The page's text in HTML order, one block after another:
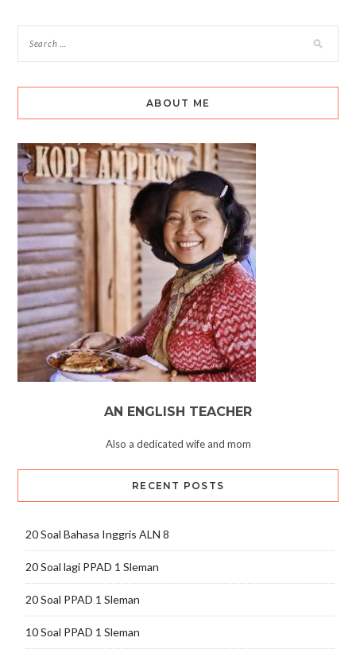
ABOUT ME
AN ENGLISH TEACHER
Also a dedicated wife and mom
RECENT POSTS
20 Soal Bahasa Inggris ALN 8
20 Soal lagi PPAD 1 Sleman
20 Soal PPAD 1 Sleman
10 Soal PPAD 1 Sleman